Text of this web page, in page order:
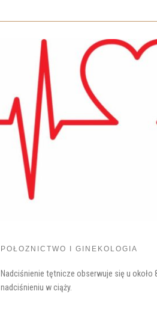
POŁOZNICTWO I GINEKOLOGIA
Nadciśnienie tętnicze obserwuje się u około
nadciśnieniu w ciąży.